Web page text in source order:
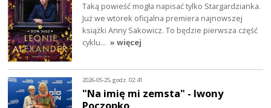
Taką powieść mogła napisać tylko Stargardzianka.
Już we wtorek oficjalna premiera najnowszej
książki Anny Sakowicz. To będzie pierwsza część
cyklu… » więcej
2026-05-25, godz. 02:41
"Na imię mi zemsta" - Iwony